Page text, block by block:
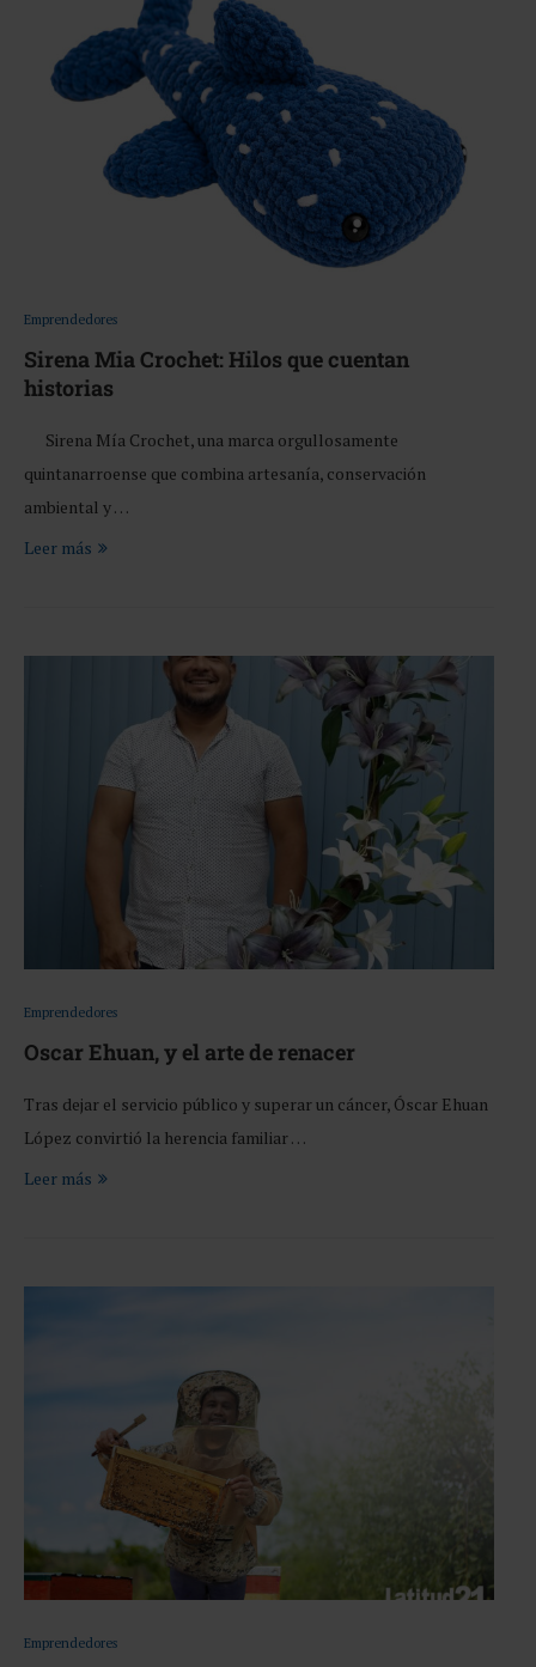
Emprendedores
Sirena Mia Crochet: Hilos que cuentan
historias
Sirena Mía Crochet, una marca orgullosamente
quintanarroense que combina artesanía, conservación
ambiental y …
Leer más
Emprendedores
Oscar Ehuan, y el arte de renacer
Tras dejar el servicio público y superar un cáncer, Óscar Ehuan
López convirtió la herencia familiar …
Leer más
Emprendedores